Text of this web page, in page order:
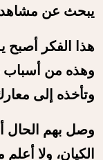
يبحث عن
هذا الفكر أصبح
وهذه من أسباب
وتأخذه إلى
وصل بهم الحال
الكيان، ولا